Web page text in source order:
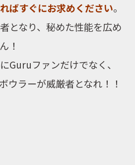
ばすぐにお求めください。
となり、秘めた性能を広め
！
Guruファンだけでなく、
ウラーが威厳者となれ！！